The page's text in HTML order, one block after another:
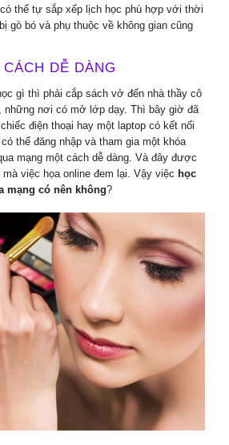
thể tự sắp xếp lịch học phù hợp với thời
gò bó và phụ thuộc về không gian cũng
DỄ DÀNG
gì thì phải cắp sách vở đến nhà thầy cô
những nơi có mở lớp dạy. Thì bây giờ đã
điện thoại hay một laptop có kết nối
thể đăng nhập và tham gia một khóa
mạng một cách dễ dàng. Và đây được
việc họa online đem lại. Vậy việc học
mạng có nên không?